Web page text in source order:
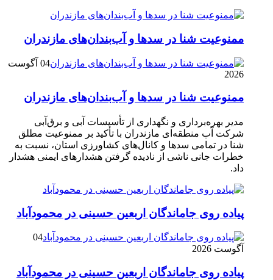
ممنوعیت شنا در سدها و آب‌بندان‌‌های مازندران
04 آگوست
2026
ممنوعیت شنا در سدها و آب‌بندان‌‌های مازندران
مدیر بهره‌برداری و نگهداری از تأسیسات آبی و برق‌آبی
شرکت آب منطقه‌ای مازندران با تأکید بر ممنوعیت مطلق
شنا در تمامی سدها و کانال‌های کشاورزی استان، نسبت به
خطرات جانی ناشی از نادیده گرفتن هشدارهای ایمنی هشدار
داد.
پیاده روی جاماندگان اربعین حسینی در محمودآباد
04
آگوست 2026
پیاده روی جاماندگان اربعین حسینی در محمودآباد